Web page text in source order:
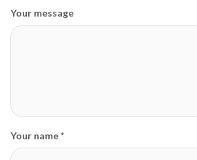
Your message
Your name *